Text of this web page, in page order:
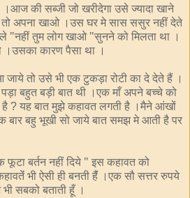
।आज की सब्जी जो खरीदेगा उसे ज्यादा खाने
तो अपना खाओ ।उस घर मे सास ससुर नहीं देते
"नहीं तुम लोग खाओ "सुनने को मिलता था ।
कारण पैसा था ।
तो उसे भी एक टुकड़ा रोटी का दे देते हैं ।
बहुत बड़ी बात थी ।एक माँ अपने बच्चे को
? यह बात मुझे कहावत लगती है ।मैने आंखों
बहु भूखी सो जाये बात समझ मे आती है पर
फूटा बर्तन नहीं दिये " इस कहावत को
भी ऐसी ही बनती हैंं ।एक सौ सत्तर रुपये
सबको बताती हूँ ।